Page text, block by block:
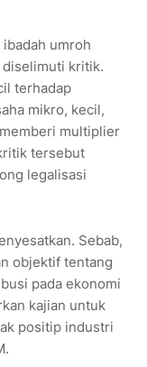
umroh
diselimuti kritik.
terhadap
mikro, kecil,
multiplier
tersebut
legalisasi
Sebab,
objektif tentang
pada ekonomi
kajian untuk
positip industri